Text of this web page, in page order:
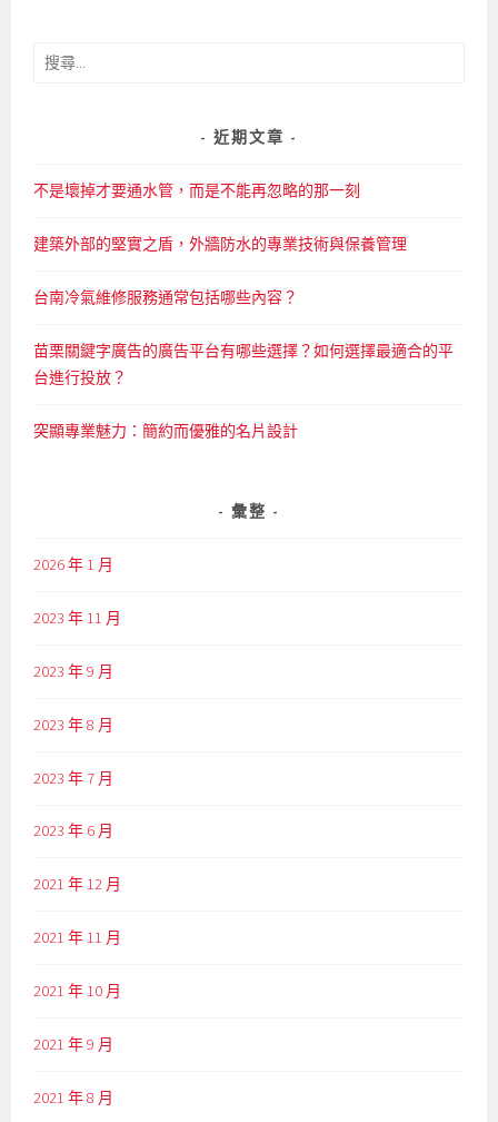
覽
搜
近期文章
不是壞掉才要通水管，而是不能再忽略的那一刻
建築外部的堅實之盾，外牆防水的專業技術與保養管理
台南冷氣維修服務通常包括哪些內容？
苗栗關鍵字廣告的廣告平台有哪些選擇？如何選擇最適合的平
台進行投放？
突顯專業魅力：簡約而優雅的名片設計
彙整
2026 年 1 月
2023 年 11 月
2023 年 9 月
2023 年 8 月
2023 年 7 月
2023 年 6 月
2021 年 12 月
2021 年 11 月
2021 年 10 月
2021 年 9 月
2021 年 8 月